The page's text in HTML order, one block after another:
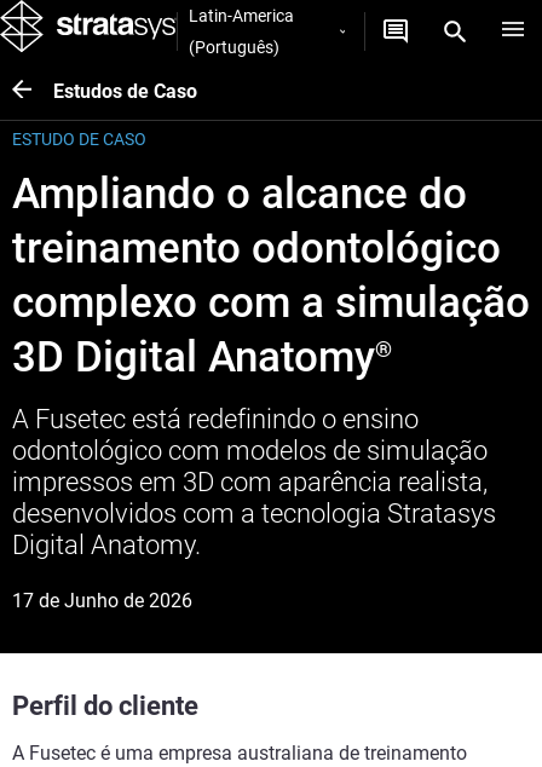
Latin-America
(Português)
Estudos de Caso
ESTUDO DE CASO
Ampliando o alcance do
treinamento odontológico
complexo com a simulação
3D Digital Anatomy®
A Fusetec está redefinindo o ensino
odontológico com modelos de simulação
impressos em 3D com aparência realista,
desenvolvidos com a tecnologia Stratasys
Digital Anatomy.
17 de Junho de 2026
Perfil do cliente
A Fusetec é uma empresa australiana de treinamento